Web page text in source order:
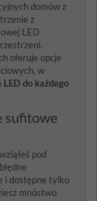
domów z
z
LED
oferuje opcje
w
do każdego
sufitowe
pod
i dostępne tylko
mnóstwo